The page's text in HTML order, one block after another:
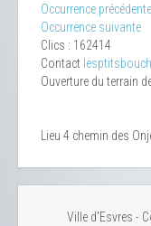
Occurrence précédente
Occurrence suivante
Clics : 162414
Contact
Ouverture du terrain
Lieu 4 chemin des
Ville d'Esvres -